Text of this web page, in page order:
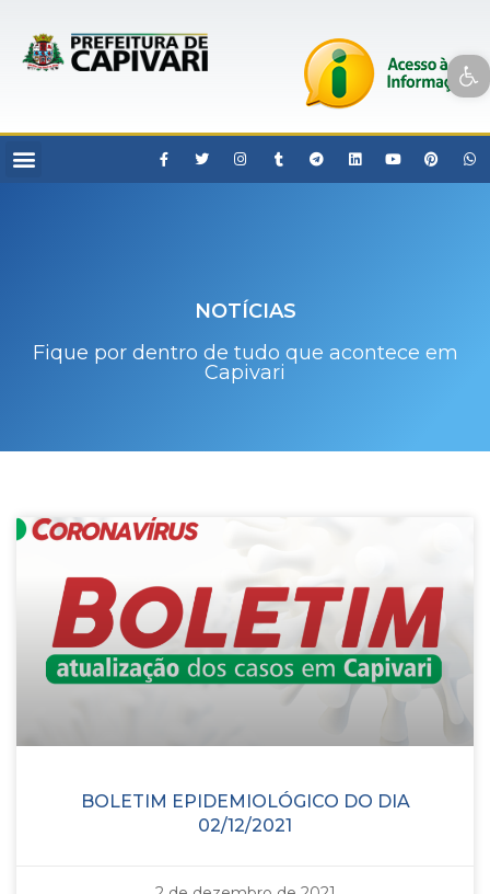
Open toolbar
NOTÍCIAS
Fique por dentro de tudo que acontece em
Capivari
BOLETIM EPIDEMIOLÓGICO DO DIA
02/12/2021